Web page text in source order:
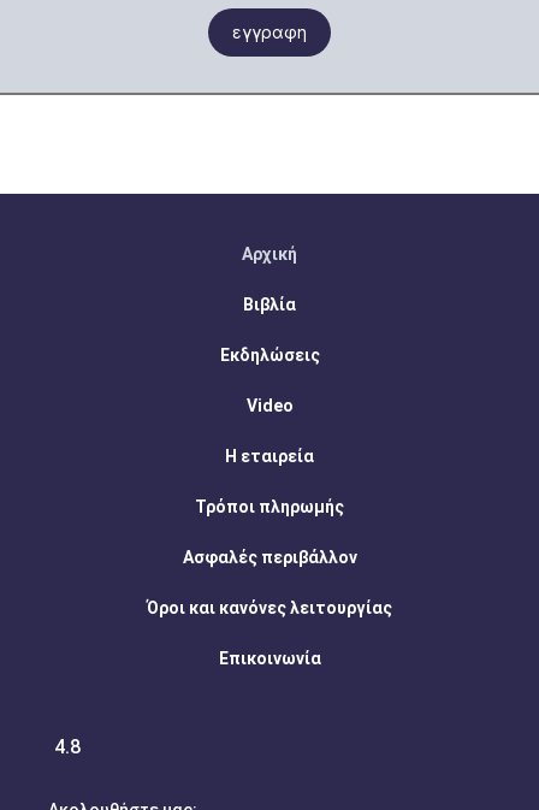
εγγραφη
4.8
Αρχική
Βιβλία
Εκδηλώσεις
Video
Η εταιρεία
Τρόποι πληρωμής
Ασφαλές περιβάλλον
Όροι και κανόνες λειτουργίας
Επικοινωνία